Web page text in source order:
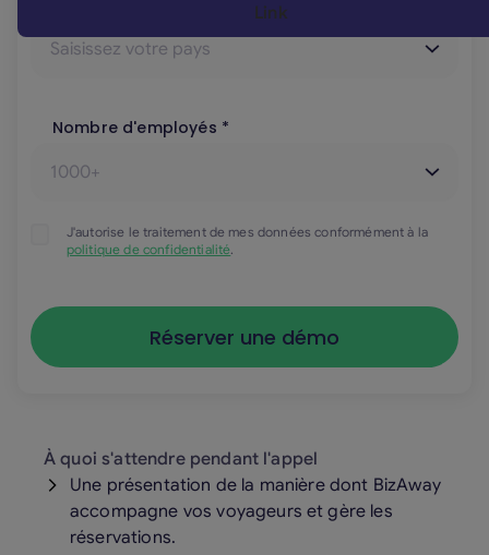
Link
Nombre d'employés *
J'autorise le traitement de mes données conformément à la
politique de confidentialité.
À quoi s'attendre pendant l'appel
Une présentation de la manière dont BizAway
accompagne vos voyageurs et gère les
réservations.